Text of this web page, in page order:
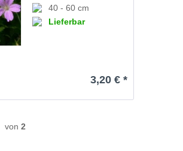
40 - 60 cm
Lieferbar
3,20 € *
von 2